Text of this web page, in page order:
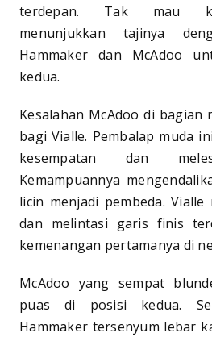
terdepan. Tak mau
menunjukkan tajinya
Hammaker dan McAdoo
kedua.
Kesalahan McAdoo di bagian
bagi Vialle. Pembalap muda
kesempatan dan
Kemampuannya
licin menjadi pembeda.
dan melintasi garis finis
kemenangan pertamanya di
McAdoo yang sempat
puas di posisi kedua.
Hammaker tersenyum lebar